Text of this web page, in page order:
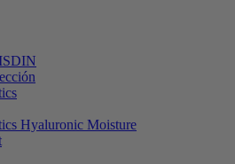
Hyaluronic Moisture